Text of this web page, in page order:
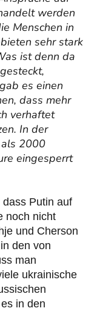
werden
Menschen in
sehr stark
ist denn da
es einen
dass mehr
verhaftet
In der
als 2000
eingesperrt
Putin auf
noch nicht
und Cherson
den von
man
ukrainische
in den